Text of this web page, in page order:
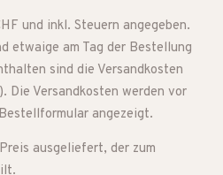
und inkl. Steuern angegeben.
etwaige am Tag der Bestellung
sind die Versandkosten
Die Versandkosten werden vor
angezeigt.
ausgeliefert, der zum